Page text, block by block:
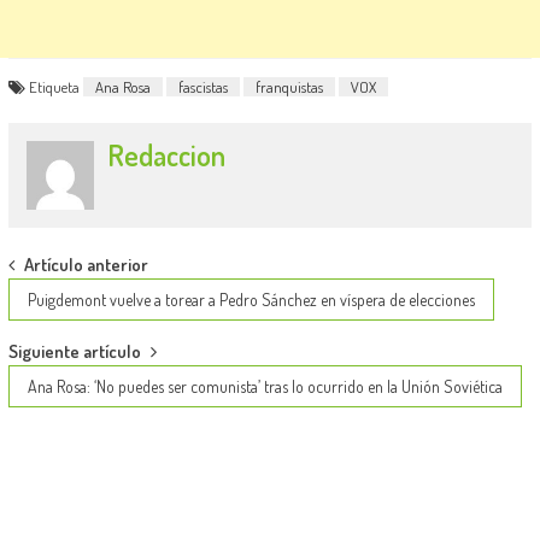
Etiqueta Ana Rosa fascistas franquistas VOX
Redaccion
Post
navigation
Artículo anterior
Puigdemont vuelve a torear a Pedro Sánchez en víspera de elecciones
Siguiente artículo
Ana Rosa: ‘No puedes ser comunista’ tras lo ocurrido en la Unión Soviética